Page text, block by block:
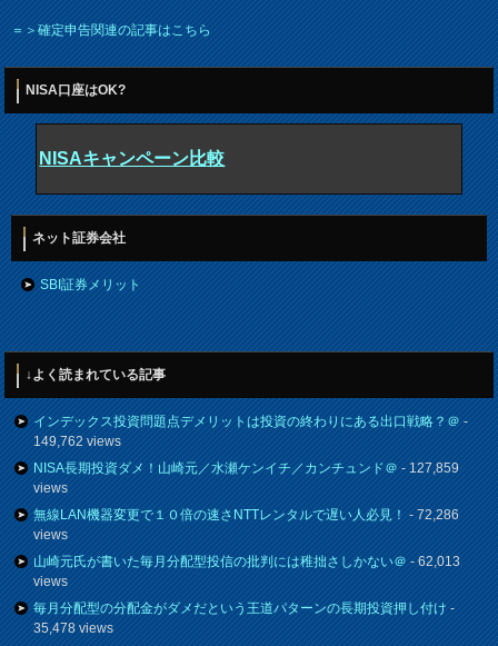
＝＞確定申告関連の記事はこちら
NISA口座はOK?
NISAキャンペーン比較
ネット証券会社
SBI証券メリット
↓よく読まれている記事
インデックス投資問題点デメリットは投資の終わりにある出口戦略？＠-
149,762 views
NISA長期投資ダメ！山崎元／水瀬ケンイチ／カンチュンド＠- 127,859
views
無線LAN機器変更で１０倍の速さNTTレンタルで遅い人必見！- 72,286
views
山崎元氏が書いた毎月分配型投信の批判には稚拙さしかない＠- 62,013
views
毎月分配型の分配金がダメだという王道パターンの長期投資押し付け-
35,478 views